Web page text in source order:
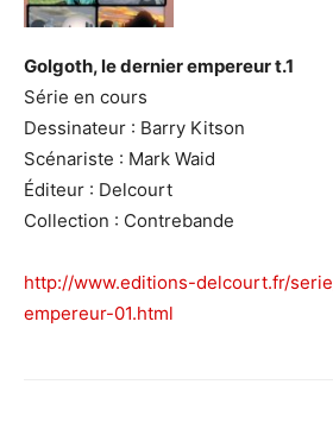
Golgoth, le dernier empereur t.1
Série en cours
Dessinateur : Barry Kitson
Scénariste : Mark Waid
Éditeur : Delcourt
Collection : Contrebande
http://www.editions-delcourt.fr/
empereur-01.html